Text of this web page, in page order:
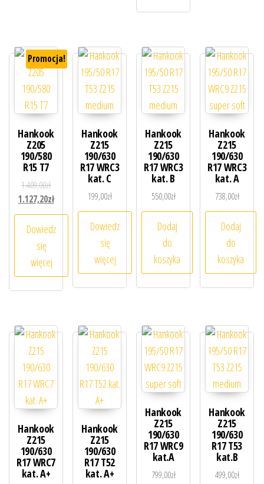
Promocja!
Hankook
Z205
190/580
R15 T7
1.409,00złPierwotna cena wynosiła: 1.409,00zł.
1.127,20złAktualna cena wynosi: 1.127,20zł.
Dowiedz
się
więcej
Hankook
Z215
190/630
R17 WRC3
kat. C
199,00zł
Dowiedz
się
więcej
Hankook
Z215
190/630
R17 WRC3
kat. B
550,00zł
Dodaj
do
koszyka
Hankook
Z215
190/630
R17 WRC3
kat. A
738,00zł
Dodaj
do
koszyka
Hankook
Z215
190/630
R17 WRC7
kat. A+
Hankook
Z215
190/630
R17 T52
kat. A+
Hankook
Z215
190/630
R17 WRC9
kat.A
799,00zł
Hankook
Z215
190/630
R17 T53
kat.B
499,00zł